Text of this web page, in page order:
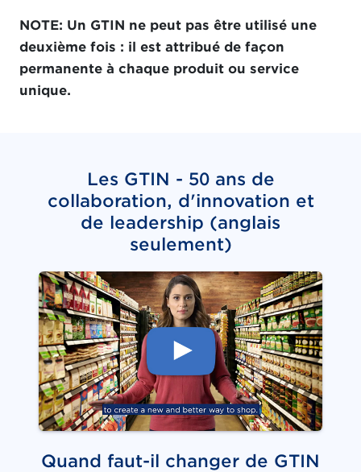
NOTE: Un GTIN ne peut pas être utilisé une
deuxième fois : il est attribué de façon
permanente à chaque produit ou service
unique.
Les GTIN - 50 ans de
collaboration, d'innovation et
de leadership (anglais
seulement)
Quand faut-il changer de GTIN